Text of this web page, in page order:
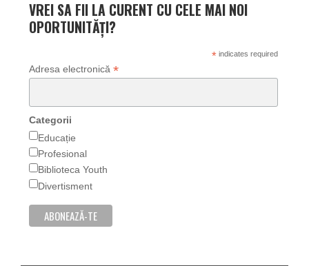
VREI SA FII LA CURENT CU CELE MAI NOI
OPORTUNITĂȚI?
*indicates required
Adresa electronică *
Categorii
Educație
Profesional
Biblioteca Youth
Divertisment